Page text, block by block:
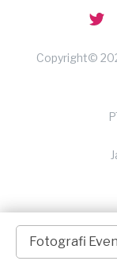
Fotografi
Copyright©